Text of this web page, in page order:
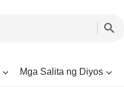
Mga Salita ng Diyos